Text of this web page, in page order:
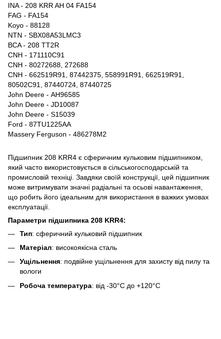
INA - 208 KRR AH 04 FA154
FAG - FA154
Koyo - 88128
NTN - SBX08A53LMC3
BCA - 208 TT2R
CNH - 171110C91
CNH - 80272688, 272688
CNH - 662519R91, 87442375, 558991R91, 662519R91,
80502C91, 87440724, 87440725
John Deere - AH96585
John Deere - JD10087
John Deere - S15039
Ford - 87TU1225AA
Massery Ferguson - 486278M2
Підшипник 208 KRR4 є сферичним кульковим підшипником,
який часто використовується в сільськогосподарській та
промисловій техніці. Завдяки своїй конструкції, цей підшипник
може витримувати значні радіальні та осьові навантаження,
що робить його ідеальним для використання в важких умовах
експлуатації.
Параметри підшипника 208 KRR4:
Тип: сферичний кульковий підшипник
Матеріал: високоякісна сталь
Ущільнення: подвійне ущільнення для захисту від пилу та
вологи
Робоча температура: від -30°C до +120°C